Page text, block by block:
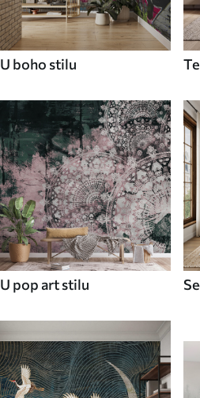
U boho stilu
U pop art stilu